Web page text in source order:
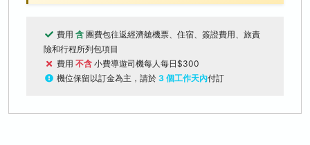
費用 含 團費包往返經濟艙機票、住宿、簽證費用、旅責
險和行程所列包項目
費用 不含 小費導遊司機每人每日$300
機位保留以訂金為主，請於 3 個工作天內付訂